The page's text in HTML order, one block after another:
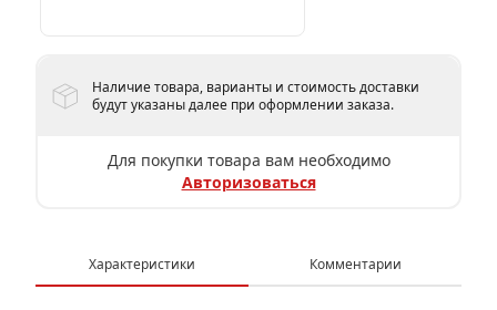
Наличие товара, варианты и стоимость доставки
будут указаны далее при оформлении заказа.
Для покупки товара вам необходимо
Авторизоваться
Характеристики Комментарии